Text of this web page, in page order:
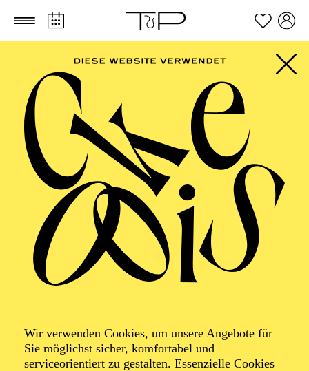
Zum Hauptinhalt springen Zum Footer springen
Wir verwenden Cookies, um unsere Angebote für
Sie möglichst sicher, komfortabel und
serviceorientiert zu gestalten. Essenzielle Cookies
AALTO MUSIKTHEATER
Rigo­letto
Oper in drei Akten von Giuseppe Verdi
Libretto von Francesco Maria Piave